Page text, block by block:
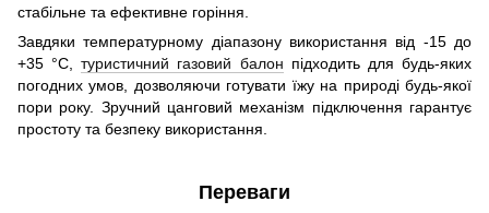
стабільне та ефективне горіння.
Завдяки температурному діапазону використання від -15 до
+35 °С,туристичний газовий балон підходить для будь-яких
погодних умов, дозволяючи готувати їжу на природі будь-якої
пори року. Зручний цанговий механізм підключення гарантує
простоту та безпеку використання.
Переваги